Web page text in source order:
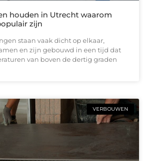
houden in Utrecht waarom
zijn
staan vaak dicht op elkaar,
en zijn gebouwd in een tijd dat
van boven de dertig graden
VERBOUWEN